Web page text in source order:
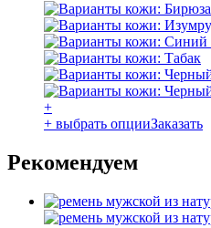
+
+ выбрать опцииЗаказать
Рекомендуем